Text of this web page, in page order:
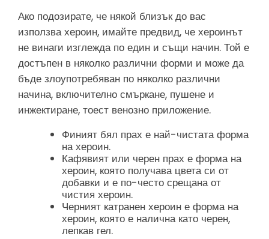
Ако подозирате, че някой близък до вас
използва хероин, имайте предвид, че хероинът
не винаги изглежда по един и същи начин. Той е
достъпен в няколко различни форми и може да
бъде злоупотребяван по няколко различни
начина, включително смъркане, пушене и
инжектиране, тоест венозно приложение.
Финият бял прах е най-чистата форма
на хероин.
Кафявият или черен прах е форма на
хероин, която получава цвета си от
добавки и е по-често срещана от
чистия хероин.
Черният катранен хероин е форма на
хероин, която е налична като черен,
лепкав гел.